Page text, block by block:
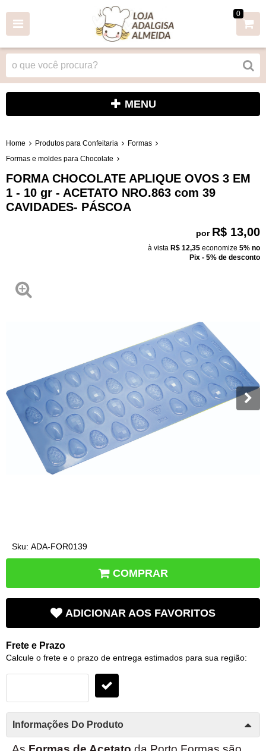
0
MENU
Home Produtos para Confeitaria
Formas
Formas e moldes para Chocolate
FORMA CHOCOLATE APLIQUE OVOS 3 EM
1 - 10 gr - ACETATO NRO.863 com 39
CAVIDADES- PÁSCOA
por R$ 13,00
à vista R$ 12,35 economize 5% no
Pix - 5% de desconto
Sku: ADA-FOR0139
COMPRAR
ADICIONAR AOS FAVORITOS
Frete e Prazo
Calcule o frete e o prazo de entrega estimados para sua região:
Informações Do Produto